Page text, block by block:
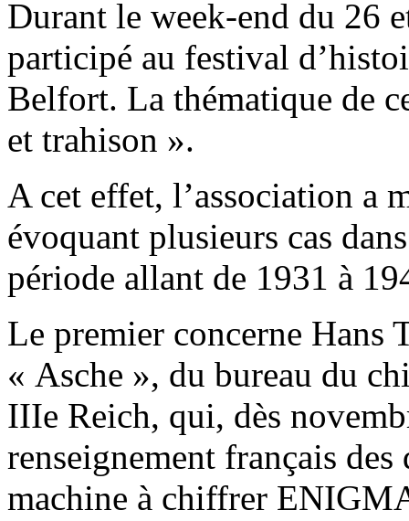
Durant le week-end du 26
participé au festival
Belfort. La thématique de
et trahison ».
A cet effet, l’association a
évoquant plusieurs cas
période allant de 1931 à
Le premier concerne
« Asche », du bureau du
IIIe Reich, qui, dès
renseignement français
machine à chiffrer